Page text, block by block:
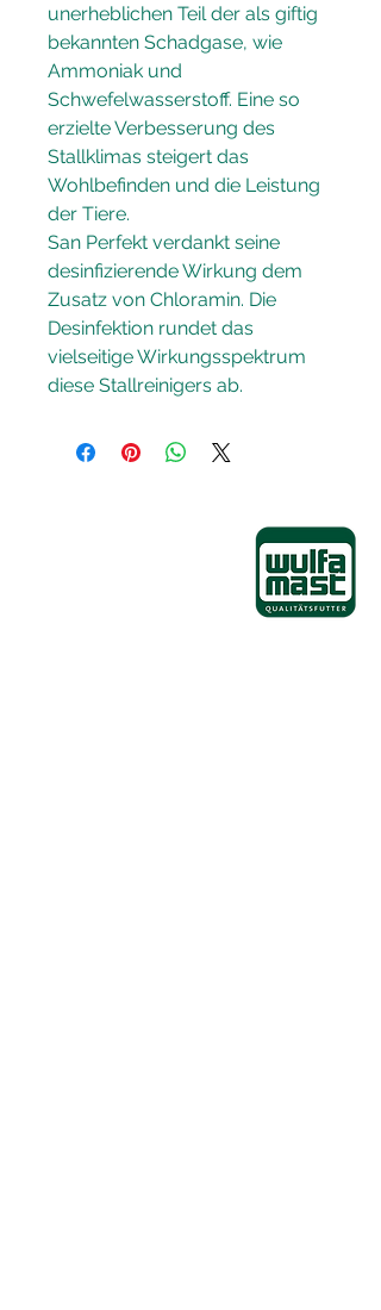
unerheblichen Teil der als giftig
bekannten Schadgase, wie
Ammoniak und
Schwefelwasserstoff. Eine so
erzielte Verbesserung des
Stallklimas steigert das
Wohlbefinden und die Leistung
der Tiere.
San Perfekt verdankt seine
desinfizierende Wirkung dem
Zusatz von Chloramin. Die
Desinfektion rundet das
vielseitige Wirkungsspektrum
diese Stallreinigers ab.